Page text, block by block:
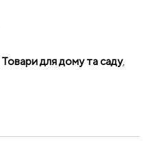
Товари для дому та саду,